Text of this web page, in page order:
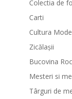
Colectia de
Carti
Cultura
Zicălașii
Bucovina
Mesteri si
Târguri de